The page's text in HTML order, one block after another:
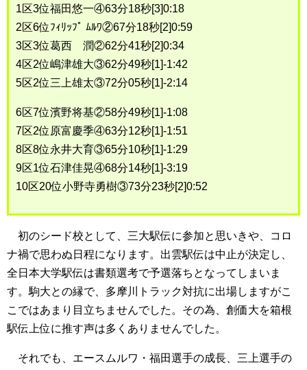
1区3位福田悠一④63分18秒[3]0:18
2区6位ﾌｨﾘｯﾌﾟ ﾑﾙﾜ②67分18秒[2]0:59
3区3位葛西 潤②62分41秒[2]0:34
4区2位嶋津雄大③62分49秒[1]-1:42
5区2位三上雄太③72分05秒[1]-2:14
6区7位濱野将基②58分49秒[1]-1:08
7区2位原富慶季④63分12秒[1]-1:51
8区8位永井大育③65分10秒[1]-1:29
9区1位石津佳晃④68分14秒[1]-3:19
10区20位小野寺勇樹③73分23秒[2]0:52
初のシード校として、三大駅伝に参加と思いきや、コロ
ナ禍で思わぬ日程になります。出雲駅伝は中止が決定し、
全日本大学駅伝は書類選考で予選落ちとなってしまいま
す。駒大との縁で、多摩川トラック対抗に出場しますがこ
こではあまり目立ちませんでした。その為、創価大を箱根
駅伝上位に推す声は多くありませんでした。
それでも、エースムルワ・福田選手の成長、三上選手の